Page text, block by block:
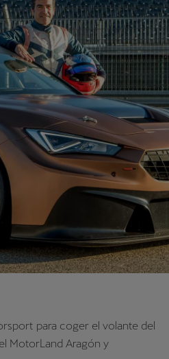
para coger el volante del
MotorLand Aragón y